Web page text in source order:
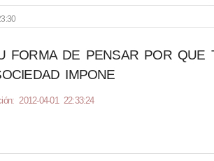
FORMA DE PENSAR POR QUE
IMPONE
2012-04-01 22:33:24